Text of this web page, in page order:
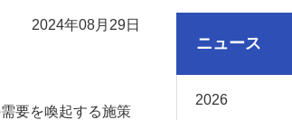
2024年08月29日
要を喚起する施策
ニュース
2026